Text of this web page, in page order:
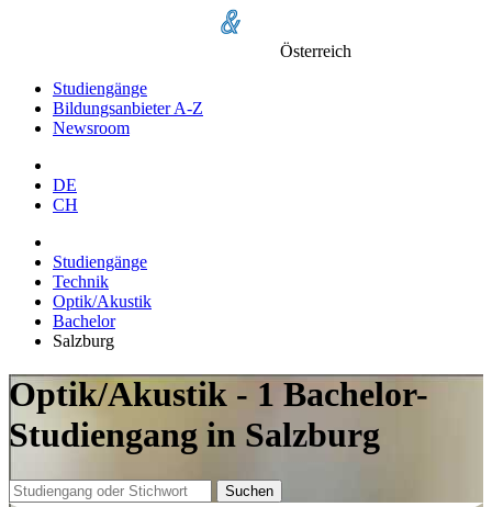
Österreich
Studiengänge
Bildungsanbieter A-Z
Newsroom
DE
CH
Studiengänge
Technik
Optik/Akustik
Bachelor
Salzburg
Optik/Akustik - 1 Bachelor-
Studiengang in Salzburg
Suchen